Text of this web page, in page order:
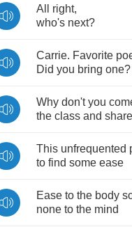
All right,
who's next?
Carrie. Favorite
Did you bring one?
Why don't you
the class and share
This unfrequented
to find some ease
Ease to the body
none to the mind